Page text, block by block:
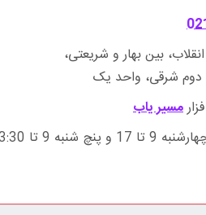
بین بهار و شریعتی،
دوم شرقی، واحد یک
مسیر یاب
و پنچ شنبه 9 تا 13:30